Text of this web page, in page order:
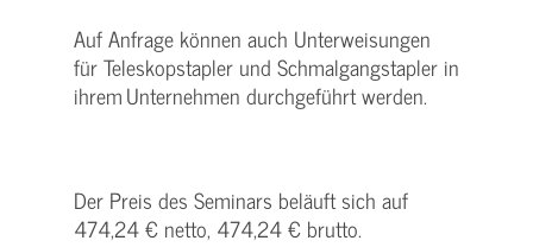
Auf Anfrage können auch Unterweisungen
für Teleskopstapler und Schmalgangstapler in
ihrem Unternehmen durchgeführt werden.
Der Preis des Seminars beläuft sich auf
474,24 € netto, 474,24 € brutto.